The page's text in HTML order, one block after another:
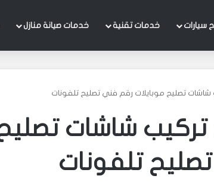
سيارات خدمات تقنية خدمات صيانة منازل
شاشات تصليح موبايلات رقم فني تصليح تلفونات
شاشات
تلفونات